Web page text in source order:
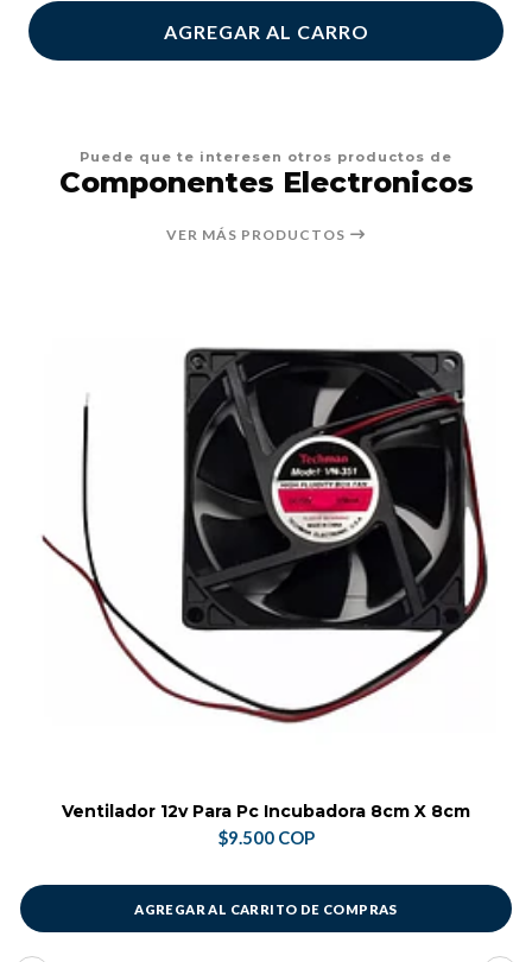
AGREGAR AL CARRO
Puede que te interesen otros productos de
Componentes Electronicos
VER MÁS PRODUCTOS
Ventilador 12v Para Pc Incubadora 8cm X 8cm
$9.500 COP
AGREGAR AL CARRITO DE COMPRAS